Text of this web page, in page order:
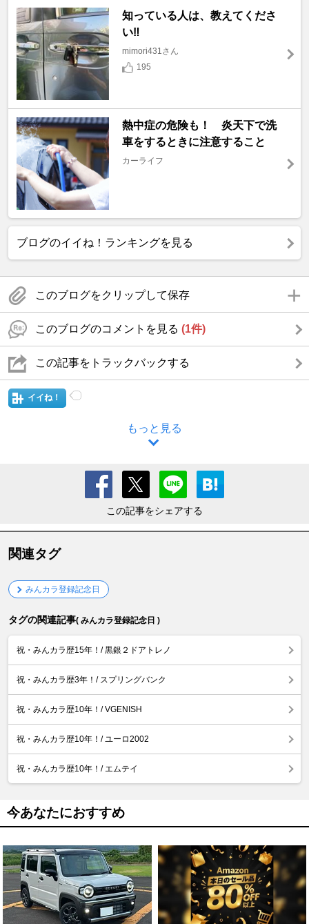
知っている人は、教えてくださ
い‼️
mimori431さん
195
熱中症の危険も！ 炎天下で洗
車をするときに注意すること
カーライフ
ブログのイイね！ランキングを見る
このブログをクリップして保存
このブログのコメントを見る (1件)
この記事をトラックバックする
イイね！
もっと見る
この記事をシェアする
関連タグ
みんカラ登録記念日
タグの関連記事( みんカラ登録記念日 )
祝・みんカラ歴15年！/ 黒銀２ドアトレノ
祝・みんカラ歴3年！/ スプリングバンク
祝・みんカラ歴10年！/ VGENISH
祝・みんカラ歴10年！/ ユーロ2002
祝・みんカラ歴10年！/ エムテイ
今あなたにおすすめ